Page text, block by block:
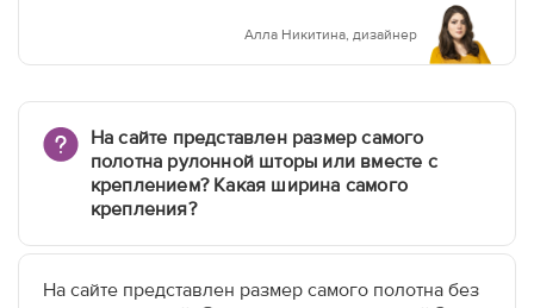
Алла Никитина, дизайнер
На сайте представлен размер самого
полотна рулонной шторы или вместе с
креплением? Какая ширина самого
крепления?
На сайте представлен размер самого полотна без